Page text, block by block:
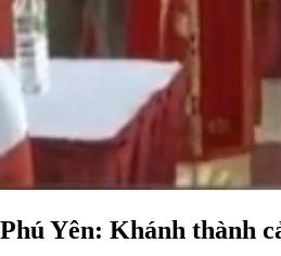
Phú Yên: Khánh thành